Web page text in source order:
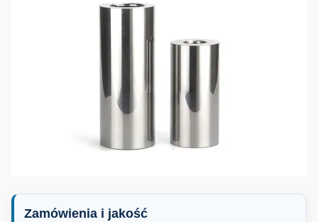
Zamówienia i jakość